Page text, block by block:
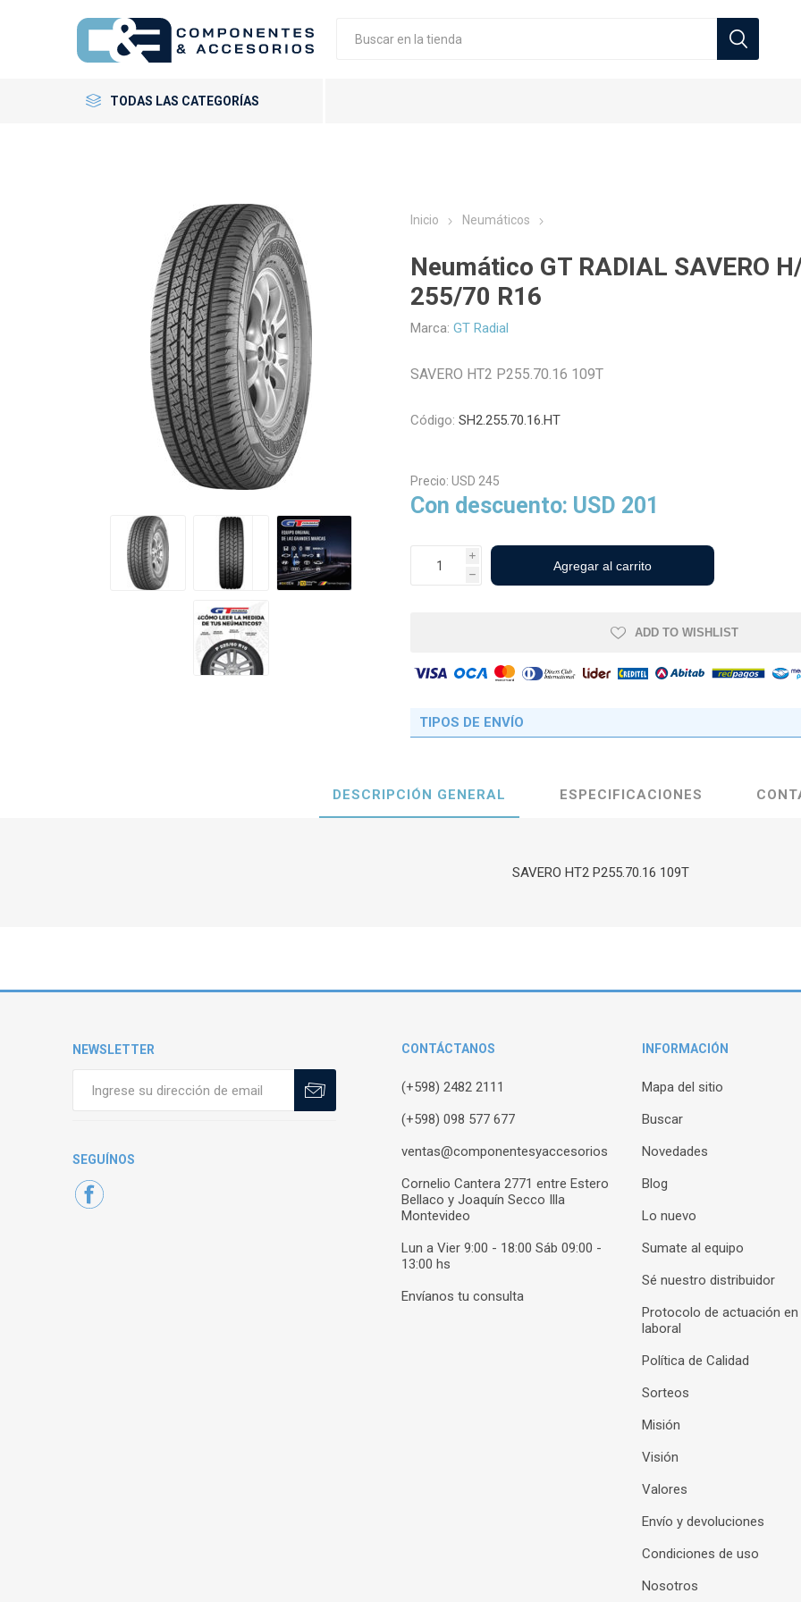
TODAS LAS CATEGORÍAS
Neumáticos Automoviles Neumáticos Camionetas
Neumáticos Agrícolas
Viales
Llantas Originales Llantas Deportivas
Tuercas
GT Radial Zeneos
Petlas
Inicio Neumáticos
Neumático GT RADIAL SAVERO
255/70 R16
Marca: GT Radial
SAVERO HT2 P255.70.16 109T
Código: SH2.255.70.16.HT
Precio: USD 245
Con descuento: USD 201
i
h
ADD TO WISHLIST
TIPOS DE ENVÍO
DESCRIPCIÓN GENERAL ESPECIFICACIONES
SAVERO HT2 P255.70.16 109T
NEWSLETTER
SEGUÍNOS
CONTÁCTANOS
(+598) 2482 2111
(+598) 098 577 677
ventas@componentesyaccesorios
Cornelio Cantera 2771 entre Estero
Bellaco y Joaquín Secco Illa
Montevideo
Lun a Vier 9:00 - 18:00 Sáb 09:00 -
13:00 hs
Envíanos tu consulta
INFORMACIÓN
Mapa del sitio
Buscar
Novedades
Blog
Lo nuevo
Sumate al equipo
Sé nuestro distribuidor
Protocolo de actuación
laboral
Política de Calidad
Sorteos
Misión
Visión
Valores
Envío y devoluciones
Condiciones de uso
Nosotros